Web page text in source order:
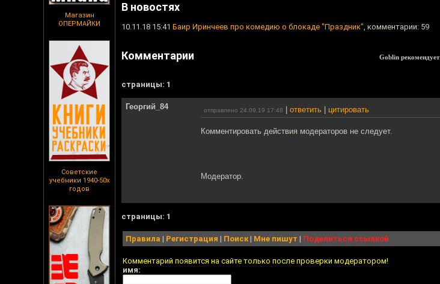
Магазин
ОПЕРМАЙКИ
Советские
учебники 1940-50х
годов
В новостях
10.11.18 15:41 Баир Иринчеев про комедию о блокаде "Праздник", комментарии: 59
Комментарии Goblin рекомендует
cтраницы: 1
Георгий_84 отправлено 24.09.19 17:48 ответить цитировать
Комментировать действия модераторов не следует.
Модератор.
cтраницы: 1
Правила | Регистрация | Поиск| Мне пишут | Поделиться ссылкой
Комментарий появится на сайте только после проверки модератором!
имя: